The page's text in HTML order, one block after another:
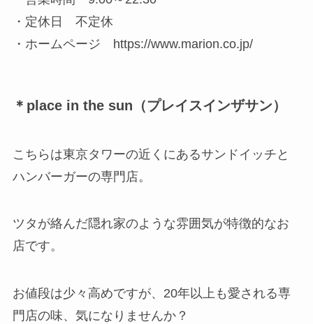
・定休日 不定休
・ホームページ https://www.marion.co.jp/
＊place in the sun（プレイスインザサン）
こちらは東京タワーの近くにあるサンドイッチと
ハンバーガーの専門店。
ツタが絡んだ隠れ家のような雰囲気が特徴的なお
店です。
お値段は少々高めですが、20年以上も愛される専
門店の味、気になりませんか？